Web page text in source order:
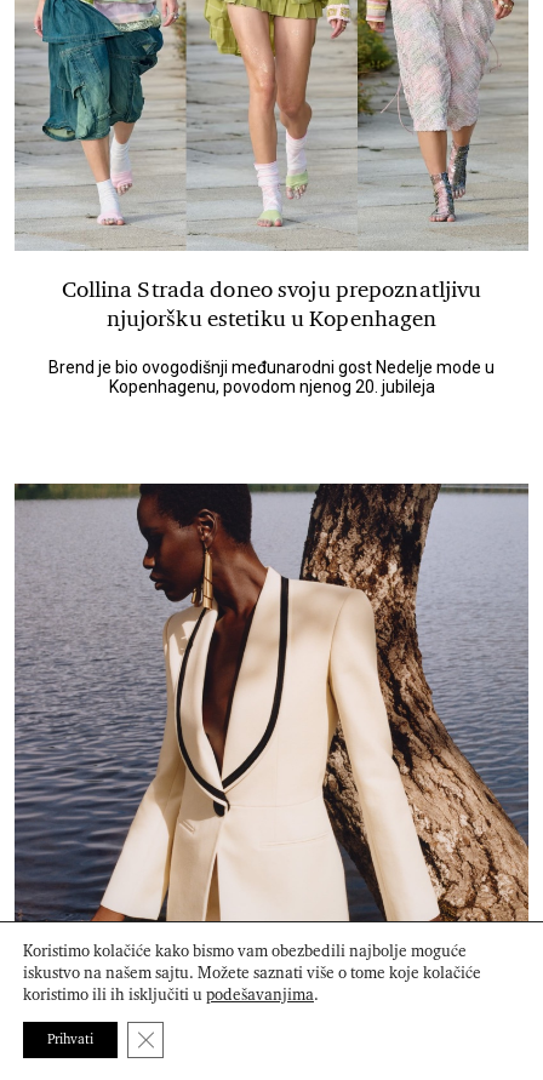
Collina Strada doneo svoju prepoznatljivu
njujoršku estetiku u Kopenhagen
Brend je bio ovogodišnji međunarodni gost Nedelje mode u
Kopenhagenu, povodom njenog 20. jubileja
Louis Vuitton predstavlja jesen 2026. kroz prizmu
Koristimo kolačiće kako bismo vam obezbedili najbolje moguće
iskustvo na našem sajtu. Možete saznati više o tome koje kolačiće
koristimo ili ih isključiti upodešavanjima.
Prihvati Close GDPR Cookie Banner